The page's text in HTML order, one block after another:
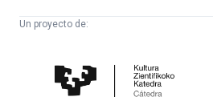
Un proyecto de:
Cultura